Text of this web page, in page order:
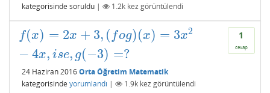
kategorisinde soruldu | 1.2k kez görüntülendi
1
cevap
f(x) = 2x + 3, ( fog)(x) = 3x2
− 4x, ise, g(−3) =?
f(x)=2 x+3 ,(fo g)( x)= 3 x2−4x,ise g(−3)=?
24 Haziran 2016Orta Öğretim Matematik
kategorisinde yorumlandı | 1.9k kez görüntülendi